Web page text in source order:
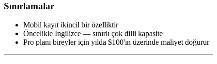
Sınırlamalar
Mobil kayıt ikincil bir özelliktir
Öncelikle İngilizce — sınırlı çok dilli kapasite
Pro planı bireyler için yılda $100'ın üzerinde maliyet doğurur